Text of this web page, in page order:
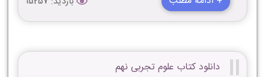
دانلود کتاب علوم تجربی نهم